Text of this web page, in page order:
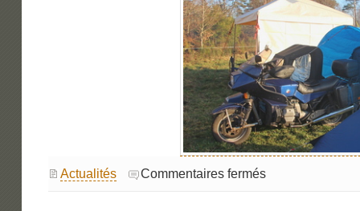
Actualités Commentaires ferméssur
Millevaches